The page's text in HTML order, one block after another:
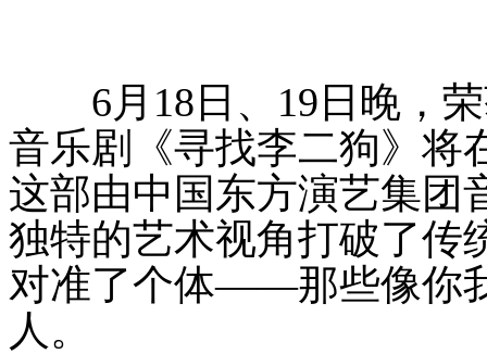
6月18日、19日晚，荣
音乐剧《寻找李二狗》将
这部由中国东方演艺集团
独特的艺术视角打破了传
对准了个体——那些像你
人。